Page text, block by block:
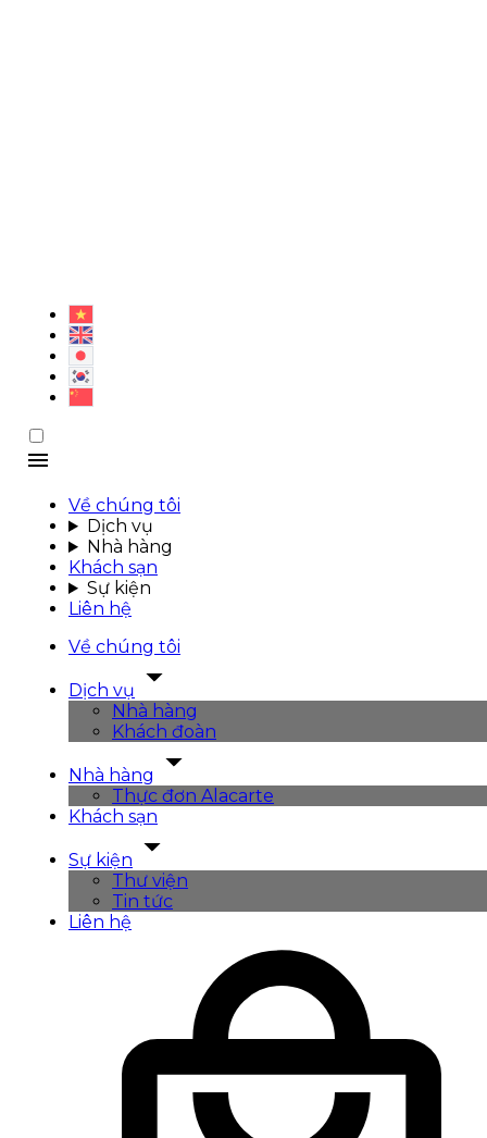
Về chúng tôi
Dịch vụ
Nhà hàng
Khách sạn
Sự kiện
Liên hệ
Về chúng tôi
Dịch vụ
Nhà hàng
Khách đoàn
Nhà hàng
Thực đơn Alacarte
Khách sạn
Sự kiện
Thư viện
Tin tức
Liên hệ